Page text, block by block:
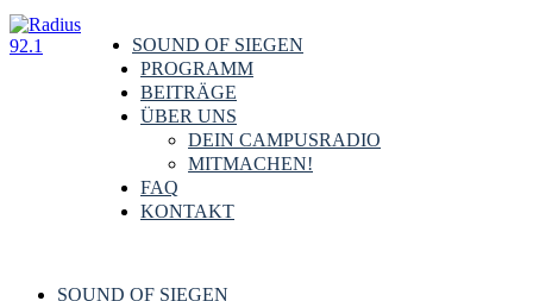
SOUND OF SIEGEN
PROGRAMM
BEITRÄGE
ÜBER UNS
DEIN CAMPUSRADIO
MITMACHEN!
FAQ
KONTAKT
SOUND OF SIEGEN